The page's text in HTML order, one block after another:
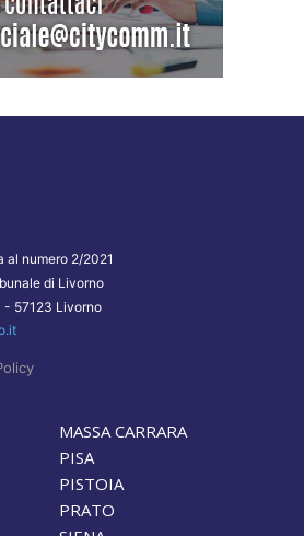
al numero 2/2021
di Livorno
- 57123 Livorno
MASSA CARRARA
PISA
PISTOIA
PRATO